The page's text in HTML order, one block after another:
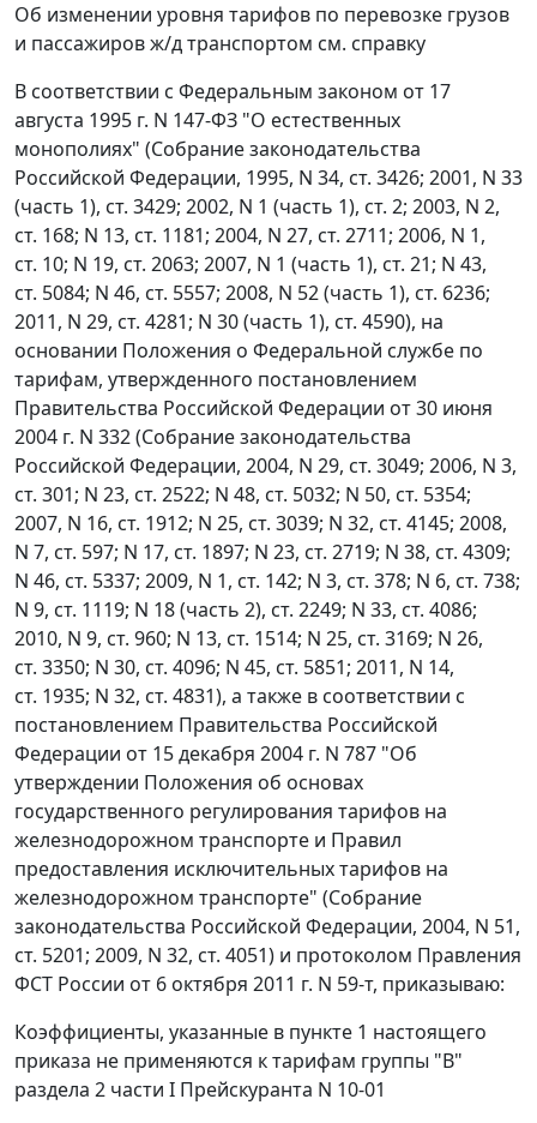
Об изменении уровня тарифов по перевозке грузов
и пассажиров ж/д транспортом см. справку
В соответствии с Федеральным законом от 17
августа 1995 г. N 147-ФЗ "О естественных
монополиях" (Собрание законодательства
Российской Федерации, 1995, N 34, ст. 3426; 2001, N 33
(часть 1), ст. 3429; 2002, N 1 (часть 1), ст. 2; 2003, N 2,
ст. 168; N 13, ст. 1181; 2004, N 27, ст. 2711; 2006, N 1,
ст. 10; N 19, ст. 2063; 2007, N 1 (часть 1), ст. 21; N 43,
ст. 5084; N 46, ст. 5557; 2008, N 52 (часть 1), ст. 6236;
2011, N 29, ст. 4281; N 30 (часть 1), ст. 4590), на
основании Положения о Федеральной службе по
тарифам, утвержденного постановлением
Правительства Российской Федерации от 30 июня
2004 г. N 332 (Собрание законодательства
Российской Федерации, 2004, N 29, ст. 3049; 2006, N 3,
ст. 301; N 23, ст. 2522; N 48, ст. 5032; N 50, ст. 5354;
2007, N 16, ст. 1912; N 25, ст. 3039; N 32, ст. 4145; 2008,
N 7, ст. 597; N 17, ст. 1897; N 23, ст. 2719; N 38, ст. 4309;
N 46, ст. 5337; 2009, N 1, ст. 142; N 3, ст. 378; N 6, ст. 738;
N 9, ст. 1119; N 18 (часть 2), ст. 2249; N 33, ст. 4086;
2010, N 9, ст. 960; N 13, ст. 1514; N 25, ст. 3169; N 26,
ст. 3350; N 30, ст. 4096; N 45, ст. 5851; 2011, N 14,
ст. 1935; N 32, ст. 4831), а также в соответствии с
постановлением Правительства Российской
Федерации от 15 декабря 2004 г. N 787 "Об
утверждении Положения об основах
государственного регулирования тарифов на
железнодорожном транспорте и Правил
предоставления исключительных тарифов на
железнодорожном транспорте" (Собрание
законодательства Российской Федерации, 2004, N 51,
ст. 5201; 2009, N 32, ст. 4051) и протоколом Правления
ФСТ России от 6 октября 2011 г. N 59-т, приказываю:
Коэффициенты, указанные в пункте 1 настоящего
приказа не применяются к тарифам группы "В"
раздела 2 части I Прейскуранта N 10-01